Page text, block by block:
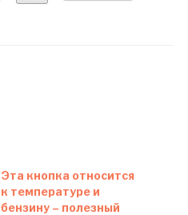
Эта кнопка относится
к температуре и
бензину – полезный